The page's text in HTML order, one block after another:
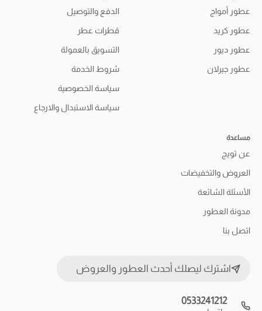
عطور أمواج
عطور كريد
عطور ديور
عطور جيرلان
الدفع والتوصيل
قطرات عطر
التسويق بالعمولة
شروط الخدمة
سياسة الخصوصية
سياسة الاستبدال والارجاع
مساعدة
عن تويج
العروض والتخفيضات
الأسئلة الشائعة
مدونة العطور
اتصل بنا
اشترك ليصلك أحدث العطور والعروض
0533241212